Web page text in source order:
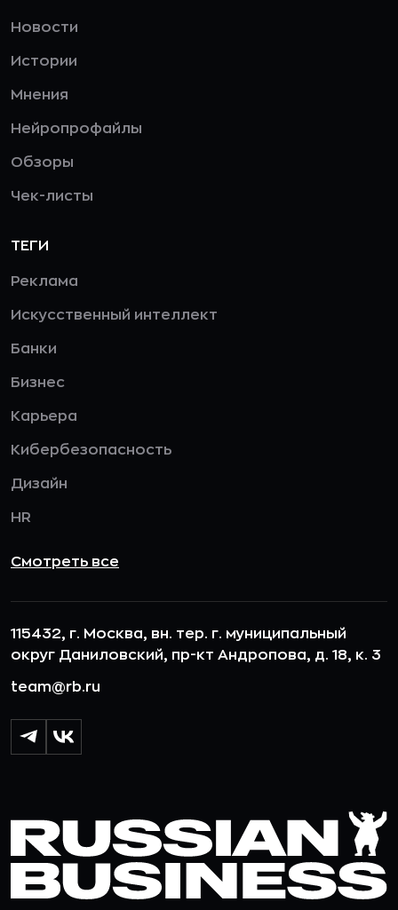
Новости
Истории
Мнения
Нейропрофайлы
Обзоры
Чек-листы
ТЕГИ
Реклама
Искусственный интеллект
Банки
Бизнес
Карьера
Кибербезопасность
Дизайн
HR
Смотреть все
115432, г. Москва, вн. тер. г. муниципальный
округ Даниловский, пр-кт Андропова, д. 18, к. 3
team@rb.ru